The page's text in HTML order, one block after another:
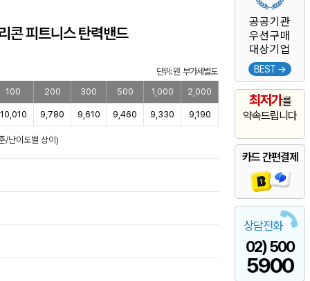
공공기관
우선구매
대상기업
BEST →
최저가를
약속드립니다
카드 간편결제
상담전화
02) 500
5900
콘 피트니스 탄력밴드
단위: 원 부가세별도
100
200 300 500 1,000 2,000
10,010 9,780 9,610 9,460 9,330 9,190
/난이도별 상이)